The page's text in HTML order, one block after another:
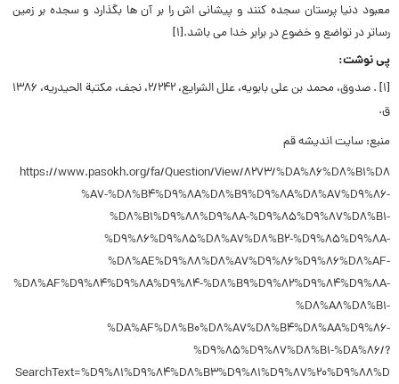
معبود دنیا پرستان سجده کنند و پیشانی اش را بر آن ها بگذارد و سجده بر زمین
رساتر در تواضع و خضوع در برابر خدا می باشد.[1]
پی نوشت:
[1] . صدوق، محمد بن علی بابویه، علل الشرایع، 2/242، نجف، مکتبة الحیدریه، 1386
ق.
منبع: سایت اندیشه قم
https://www.pasokh.org/fa/Question/View/8273/%DA%86%D8%B1%D8
%A7-%D8%B4%D9%8A%D8%B9%D9%8A%D8%A7%D9%86-
%D8%B1%D9%88%D9%8A-%D9%85%D9%87%D8%B1-
%D9%86%D9%85%D8%A7%D8%B2-%D9%85%D9%8A-
%D8%AE%D9%88%D8%A7%D9%86%D9%86%D8%AF-
%D8%AF%D9%84%D9%8A%D9%84-%D8%B9%D9%82%D9%84%D9%8A-
%D8%A8%D8%B1-
%DA%AF%D8%B0%D8%A7%D8%B4%D8%AA%D9%86-
%D9%85%D9%87%D8%B1-%DA%86/?
SearchText=%D9%81%D9%84%D8%B3%D9%81%D9%87%20%D9%88%D